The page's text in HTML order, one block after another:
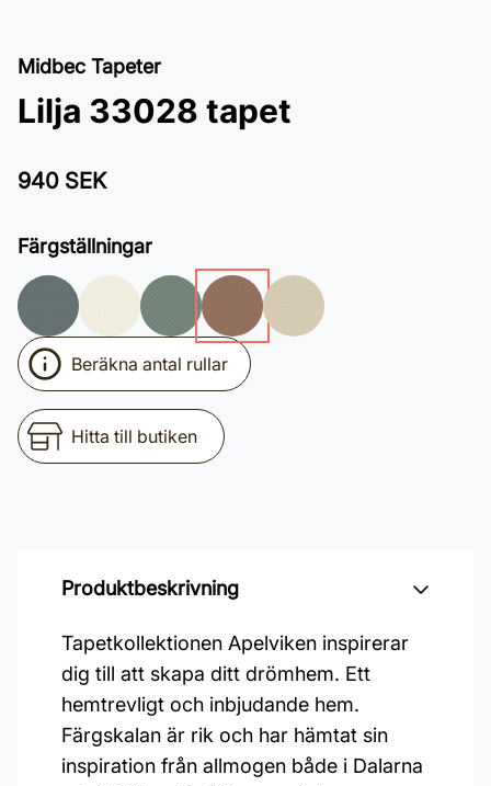
Midbec Tapeter
Lilja 33028 tapet
940 SEK
Färgställningar
Beräkna antal rullar
Hitta till butiken
Produktbeskrivning
Tapetkollektionen Apelviken inspirerar
dig till att skapa ditt drömhem. Ett
hemtrevligt och inbjudande hem.
Färgskalan är rik och har hämtat sin
inspiration från allmogen både i Dalarna